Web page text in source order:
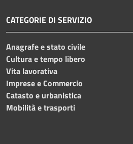
CATEGORIE DI SERVIZIO
Anagrafe e stato civile
Cultura e tempo libero
Vita lavorativa
Imprese e Commercio
Catasto e urbanistica
Mobilità e trasporti